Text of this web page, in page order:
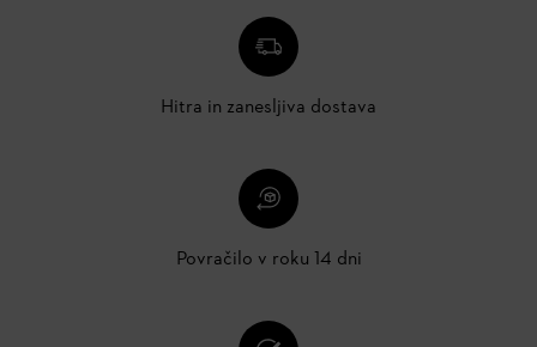
Hitra in zanesljiva dostava
Povračilo v roku 14 dni